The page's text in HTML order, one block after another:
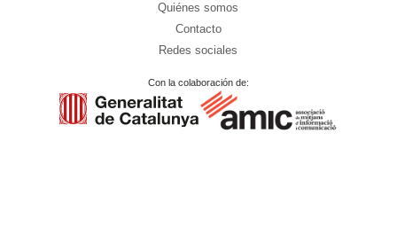
Quiénes somos
Contacto
Redes sociales
Con la colaboración de: